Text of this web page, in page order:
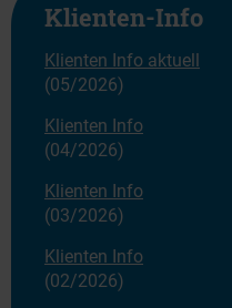
Klienten-Info
Klienten Info aktuell
(05/2026)
Klienten Info
(04/2026)
Klienten Info
(03/2026)
Klienten Info
(02/2026)